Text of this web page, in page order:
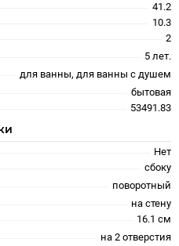
41.2
10.3
2
5 лет.
для ванны, для ванны с душем
бытовая
53491.83
Нет
сбоку
поворотный
на стену
16.1 см
на 2 отверстия